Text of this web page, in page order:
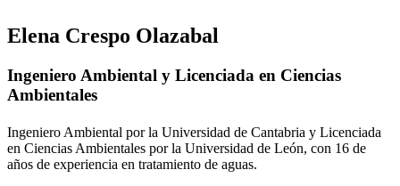
Elena Crespo Olazabal
Ingeniero Ambiental y Licenciada en Ciencias
Ambientales
Ingeniero Ambiental por la Universidad de Cantabria y Licenciada
en Ciencias Ambientales por la Universidad de León, con 16 de
años de experiencia en tratamiento de aguas.